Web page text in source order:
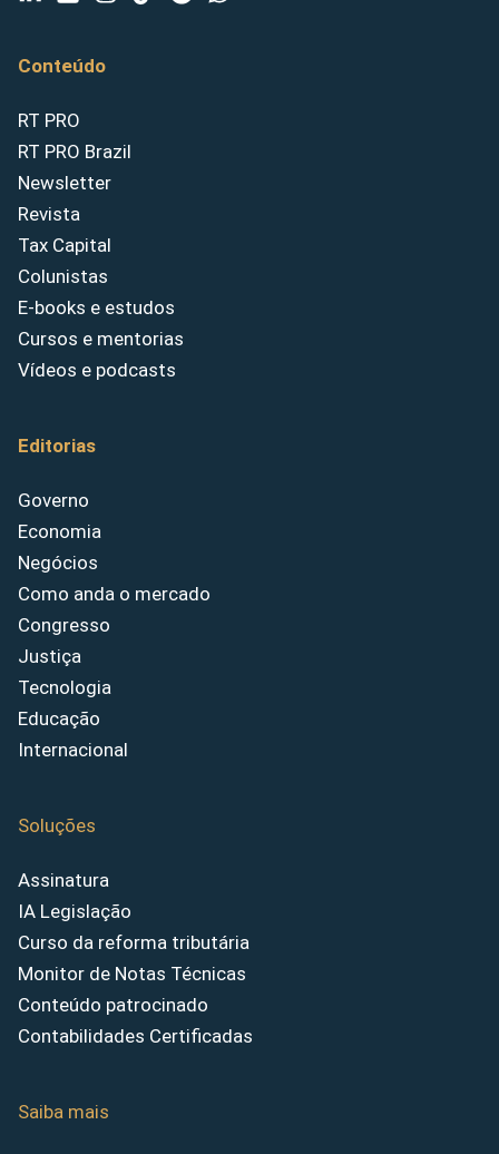
Conteúdo
RT PRO
RT PRO Brazil
Newsletter
Revista
Tax Capital
Colunistas
E-books e estudos
Cursos e mentorias
Vídeos e podcasts
Editorias
Governo
Economia
Negócios
Como anda o mercado
Congresso
Justiça
Tecnologia
Educação
Internacional
Soluções
Assinatura
IA Legislação
Curso da reforma tributária
Monitor de Notas Técnicas
Conteúdo patrocinado
Contabilidades Certificadas
Saiba mais